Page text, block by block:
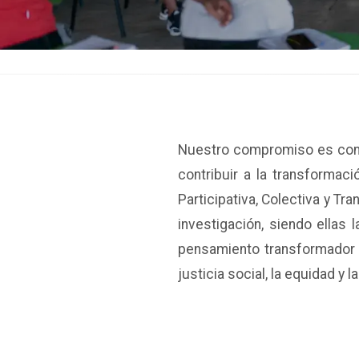
Nuestro compromiso es
contribuir a la
Participativa, Colectiva y
investigación, siendo ellas
pensamiento
justicia social, la equidad y